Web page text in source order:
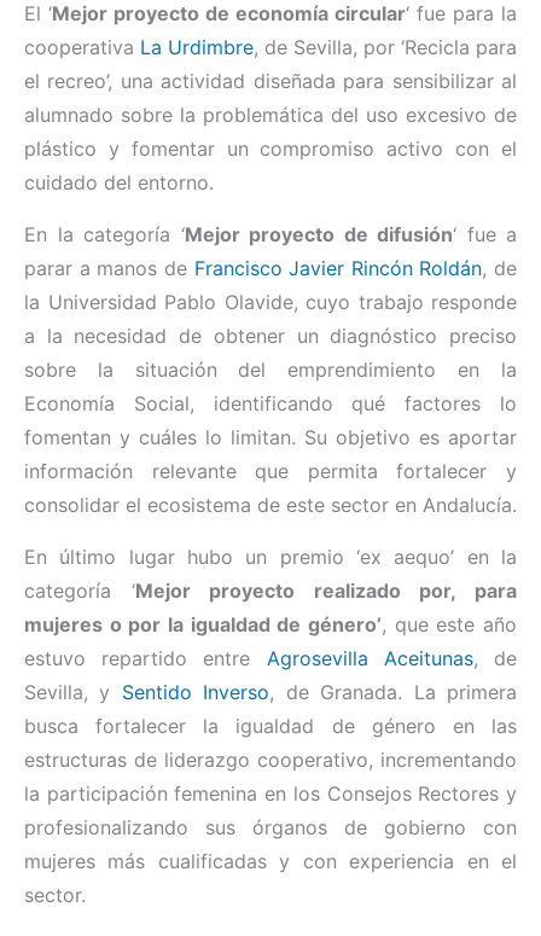
El ‘Mejor proyecto de economía circular‘ fue para la
cooperativa La Urdimbre, de Sevilla, por ‘Recicla para
el recreo’, una actividad diseñada para sensibilizar al
alumnado sobre la problemática del uso excesivo de
plástico y fomentar un compromiso activo con el
cuidado del entorno.
En la categoría ‘Mejor proyecto de difusión‘ fue a
parar a manos de Francisco Javier Rincón Roldán, de
la Universidad Pablo Olavide, cuyo trabajo responde
a la necesidad de obtener un diagnóstico preciso
sobre la situación del emprendimiento en la
Economía Social, identificando qué factores lo
fomentan y cuáles lo limitan. Su objetivo es aportar
información relevante que permita fortalecer y
consolidar el ecosistema de este sector en Andalucía.
En último lugar hubo un premio ‘ex aequo’ en la
categoría ‘Mejor proyecto realizado por, para
mujeres o por la igualdad de género’, que este año
estuvo repartido entre Agrosevilla Aceitunas, de
Sevilla, y Sentido Inverso, de Granada. La primera
busca fortalecer la igualdad de género en las
estructuras de liderazgo cooperativo, incrementando
la participación femenina en los Consejos Rectores y
profesionalizando sus órganos de gobierno con
mujeres más cualificadas y con experiencia en el
sector.